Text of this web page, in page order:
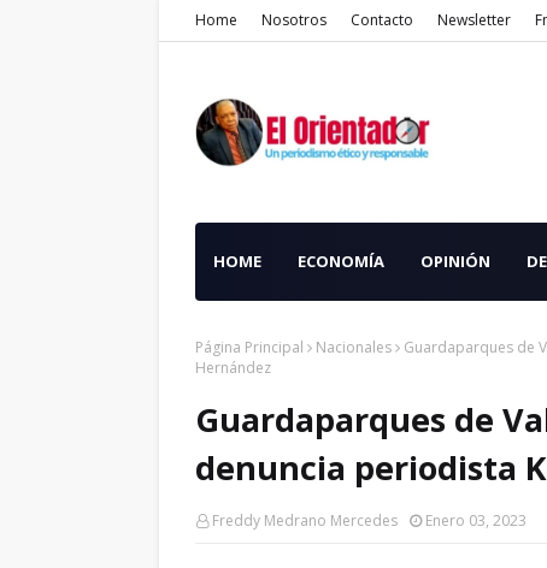
Home Nosotros Contacto Newsletter
HOME ECONOMÍA OPINIÓN
Página Principal Nacionales
Guardaparques de
Hernández
Guardaparques de
denuncia periodista
Freddy Medrano Mercedes Enero 03, 2023